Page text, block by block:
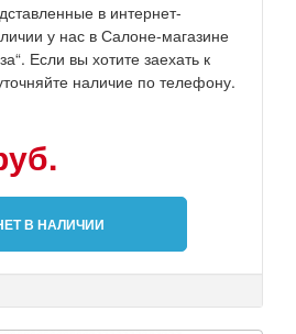
в интернет-
у нас в Салоне-магазине
Если вы хотите заехать к
наличие по телефону.
В НАЛИЧИИ